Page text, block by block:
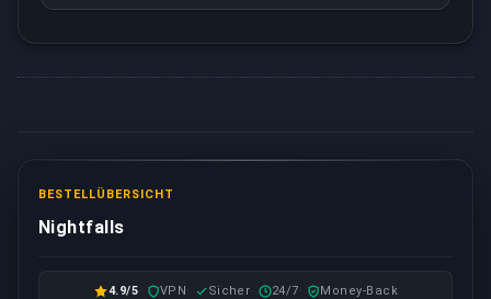
BESTELLÜBERSICHT
Nightfalls
4.9/5 VPN Sicher 24/7 Money-Back